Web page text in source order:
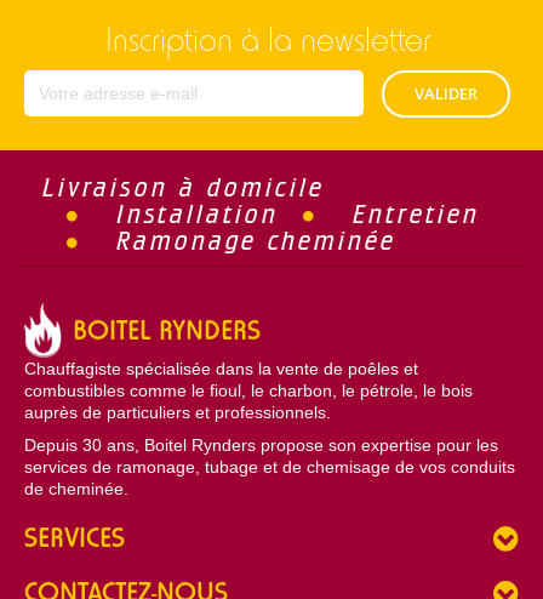
Inscription à la newsletter
VALIDER
Livraison à domicile
Installation
Entretien
Ramonage cheminée
BOITEL RYNDERS
Chauffagiste spécialisée dans la vente de poêles et
combustibles comme le fioul, le charbon, le pétrole, le bois
auprès de particuliers et professionnels.
Depuis 30 ans, Boitel Rynders propose son expertise pour les
services de ramonage, tubage et de chemisage de vos conduits
de cheminée.
SERVICES
CONTACTEZ-NOUS